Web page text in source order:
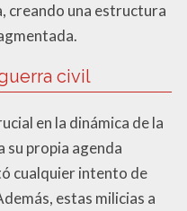
creando una estructura
civil
en la dinámica de la
su propia agenda
cualquier intento de
estas milicias a